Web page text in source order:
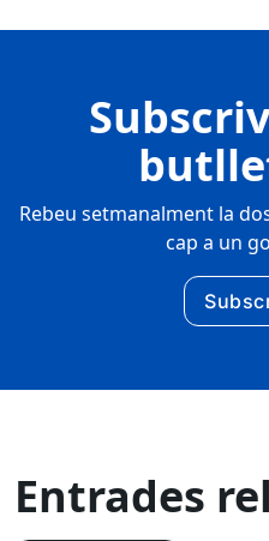
Rebeu setmanalment la
cap a un
Entrades